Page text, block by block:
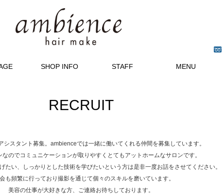
SHOP INFO STAFF MENU
RECRUIT
シスタント募集。ambienceでは一緒に働いてくれる仲間を募集しています。
なのでコミュニケーションが取りやすくとてもアットホームなサロンです。
たい、しっかりとした技術を学びたいという方は是非一度お話をさせてください。
も頻繁に行っており撮影を通じて個々のスキルを磨いています。
美容の仕事が大好きな方、ご連絡お待ちしております。